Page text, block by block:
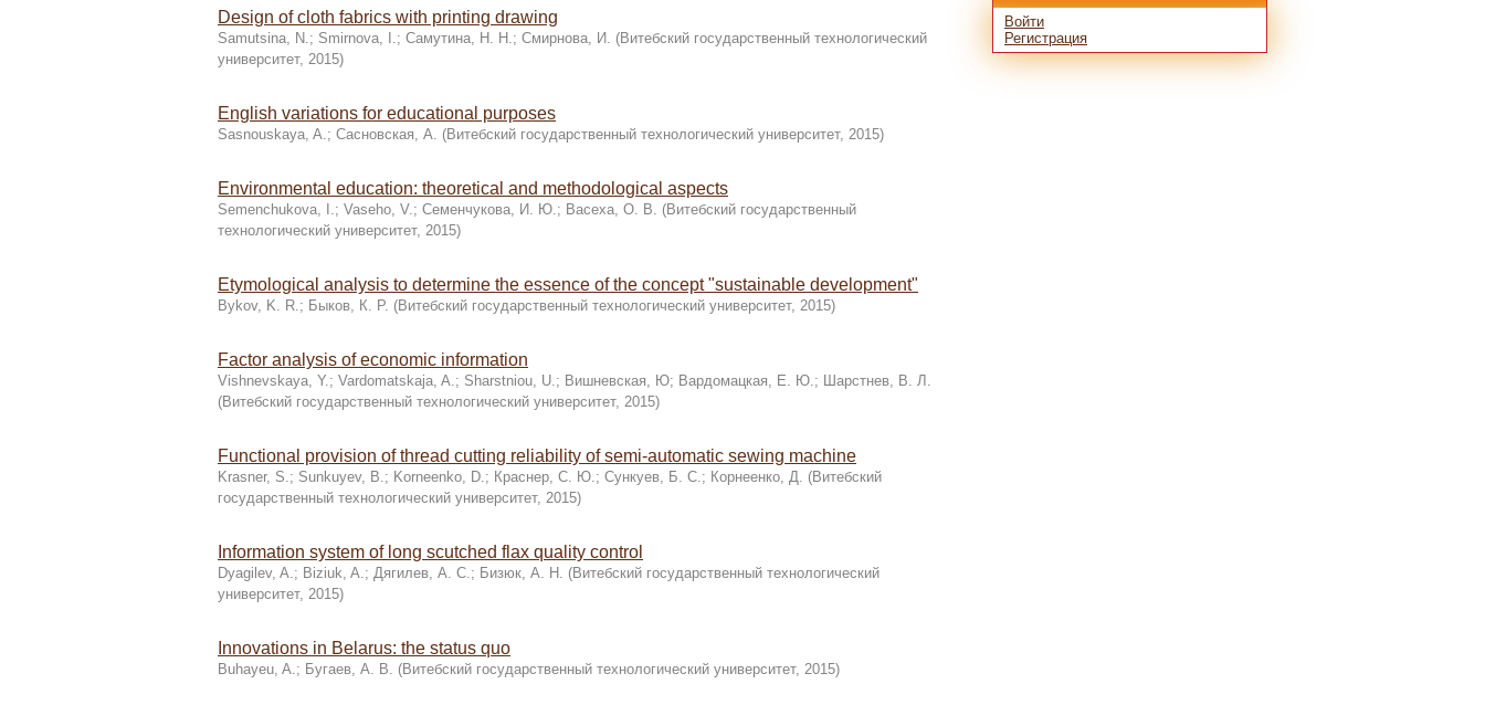
Design of cloth fabrics with printing drawing
Samutsina, N.; Smirnova, I.; Самутина, Н. Н.; Смирнова, И. (Витебский государственный технологический
университет, 2015)
English variations for educational purposes
Sasnouskaya, A.; Сасновская, А. (Витебский государственный технологический университет, 2015)
Environmental education: theoretical and methodological aspects
Semenchukova, I.; Vaseho, V.; Семенчукова, И. Ю.; Васеха, О. В. (Витебский государственный
технологический университет, 2015)
Etymological analysis to determine the essence of the concept "sustainable development"
Bykov, K. R.; Быков, К. Р. (Витебский государственный технологический университет, 2015)
Factor analysis of economic information
Vishnevskaya, Y.; Vardomatskaja, A.; Sharstniou, U.; Вишневская, Ю; Вардомацкая, Е. Ю.; Шарстнев, В. Л.
(Витебский государственный технологический университет, 2015)
Functional provision of thread cutting reliability of semi-automatic sewing machine
Krasner, S.; Sunkuyev, B.; Korneenko, D.; Краснер, С. Ю.; Сункуев, Б. С.; Корнеенко, Д. (Витебский
государственный технологический университет, 2015)
Information system of long scutched flax quality control
Dyagilev, A.; Biziuk, A.; Дягилев, А. С.; Бизюк, А. Н. (Витебский государственный технологический
университет, 2015)
Innovations in Belarus: the status quo
Buhayeu, A.; Бугаев, А. В. (Витебский государственный технологический университет, 2015)
Войти
Регистрация